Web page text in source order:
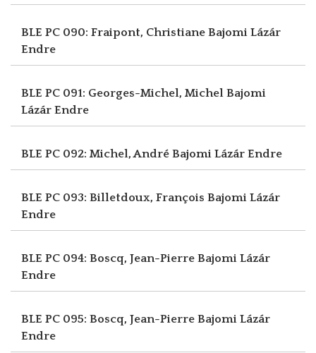
BLE PC 090: Fraipont, Christiane Bajomi Lázár
Endre
BLE PC 091: Georges-Michel, Michel Bajomi
Lázár Endre
BLE PC 092: Michel, André Bajomi Lázár Endre
BLE PC 093: Billetdoux, François Bajomi Lázár
Endre
BLE PC 094: Boscq, Jean-Pierre Bajomi Lázár
Endre
BLE PC 095: Boscq, Jean-Pierre Bajomi Lázár
Endre